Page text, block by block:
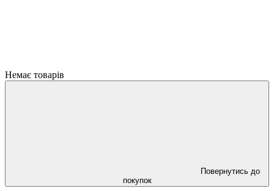
Немає товарів
Повернутись до
покупок